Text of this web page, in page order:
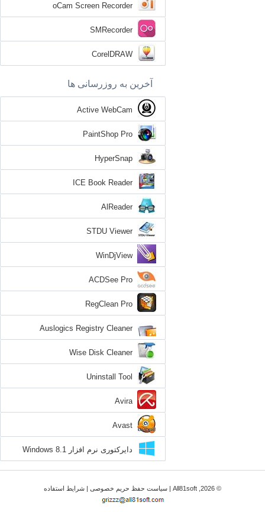
oCam Screen Recorder
SMRecorder
CorelDRAW
آخرین به روزرسانی ها
Active WebCam
PaintShop Pro
HyperSnap
ICE Book Reader
AlReader
STDU Viewer
WinDjView
ACDSee Pro
RegClean Pro
Auslogics Registry Cleaner
Wise Disk Cleaner
Uninstall Tool
Avira
Avast
دایرکتوری نرم افزار Windows 8.1
© 2026, All81soft | سیاست حفظ حریم خصوصی|شرایط استفاده